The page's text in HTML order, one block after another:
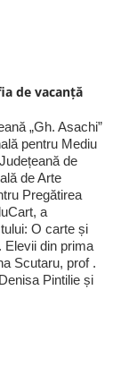
de vacanță
„Gh. Asachi”
pentru Mediu
de
de Arte
Pregătirea
a
O carte și
Elevii din prima
Scutaru, prof .
Pintilie și